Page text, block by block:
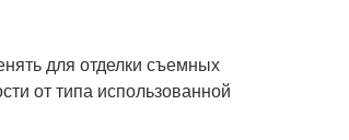
для отделки съемных
от типа использованной